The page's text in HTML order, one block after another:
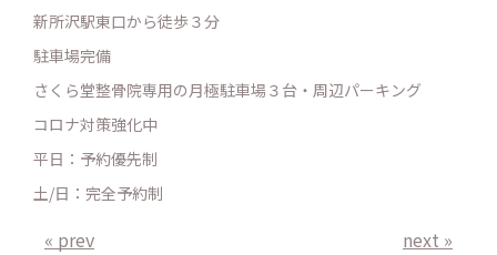
新所沢駅東口から徒歩３分
駐車場完備
さくら堂整骨院専用の月極駐車場３台・周辺パーキング
コロナ対策強化中
平日：予約優先制
土/日：完全予約制
« prev next »